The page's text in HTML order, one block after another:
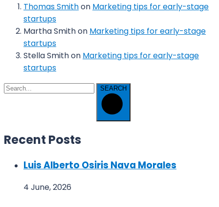
Thomas Smithon Marketing tips for early-stage
startups
Martha Smithon Marketing tips for early-stage
startups
Stella Smithon Marketing tips for early-stage
startups
SEARCH
Recent Posts
Luis Alberto Osiris Nava Morales
4 June, 2026